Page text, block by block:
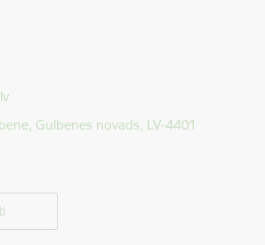
Gulbenes novads, LV-4401